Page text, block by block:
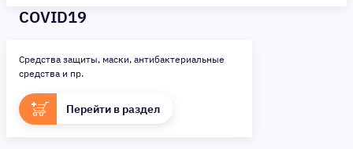
COVID19
Средства защиты, маски, антибактериальные
средства и пр.
Перейти в раздел